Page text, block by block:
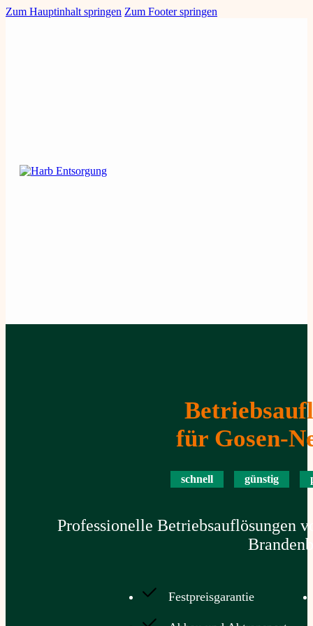
Zum Hauptinhalt springen Zum Footer springen
für Gosen-
schnell günstig
Professionelle Betriebsauflösungen
Festpreisgarantie